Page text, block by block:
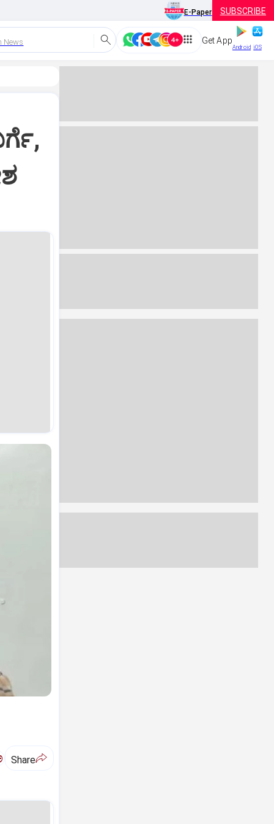
E-Paper SUBSCRIBE
News Get App
Android iOS
Share